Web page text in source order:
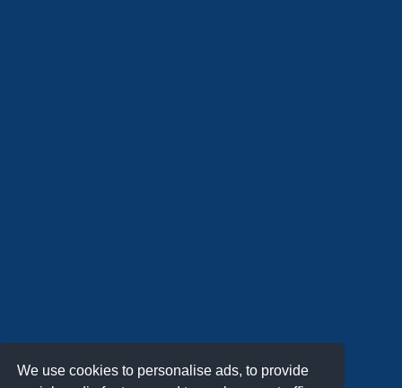
We use cookies to personalise ads, to provide